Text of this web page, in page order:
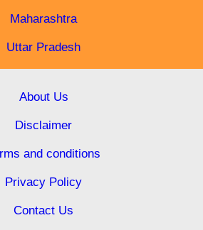
Maharashtra
Uttar Pradesh
About Us
Disclaimer
and conditions
Privacy Policy
Contact Us